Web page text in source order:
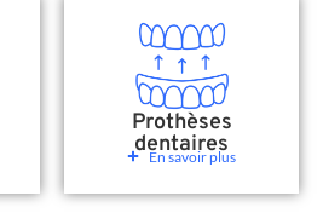
Prothèses
dentaires
En savoir plus